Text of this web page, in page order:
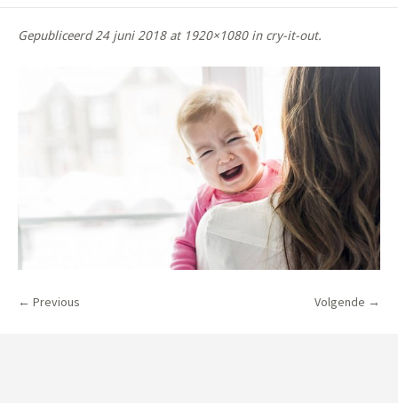
Gepubliceerd24 juni 2018at 1920×1080 in cry-it-out.
← Previous Volgende →